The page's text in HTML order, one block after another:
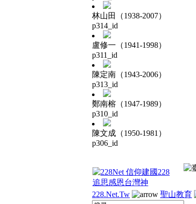
林山田（1938-2007）
p314_id
盧修一（1941-1998）
p311_id
陳定南（1943-2006）
p313_id
鄭南榕（1947-1989）
p310_id
陳文成（1950-1981）
p306_id
228.Net.Tw 聖山教育